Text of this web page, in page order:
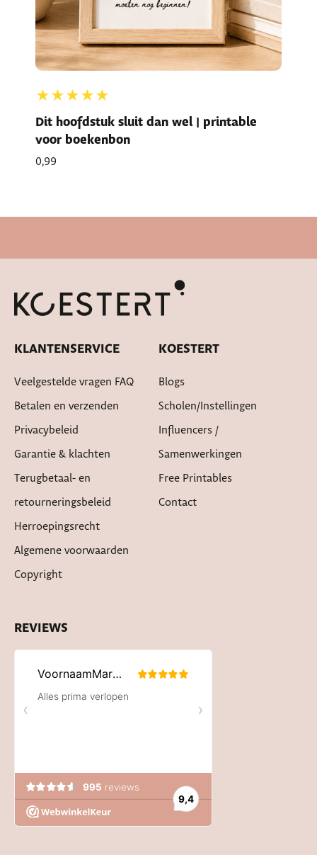
★★★★★
Dit hoofdstuk sluit dan wel | printable
voor boekenbon
0,99
KLANTENSERVICE
Veelgestelde vragen FAQ
Betalen en verzenden
Privacybeleid
Garantie & klachten
Terugbetaal- en
retourneringsbeleid
Herroepingsrecht
Algemene voorwaarden
Copyright
KOESTERT
Blogs
Scholen/instellingen
Influencers /
Samenwerkingen
Free Printables
Contact
REVIEWS